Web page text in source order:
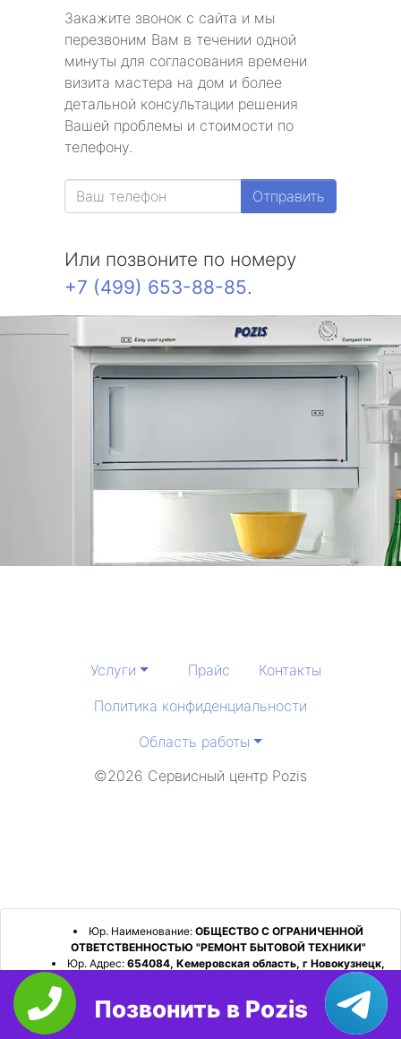
Закажите звонок с сайта и мы
перезвоним Вам в течении одной
минуты для согласования времени
визита мастера на дом и более
детальной консультации решения
Вашей проблемы и стоимости по
телефону.
Отправить
Или позвоните по номеру
+7 (499) 653-88-85.
Услуги Прайс
Контакты
Политика конфиденциальности
Область работы
©2026 Сервисный центр Pozis
Юр. Наименование: ОБЩЕСТВО С ОГРАНИЧЕННОЙ
ОТВЕТСТВЕННОСТЬЮ "РЕМОНТ БЫТОВОЙ ТЕХНИКИ"
Юр. Адрес: 654084, Кемеровская область, г Новокузнецк,
р-н Орджоникидзевский, пр-кт Шахтеров, д. 31, кв. 2
ИНН: 4253052180 ОГРН: 1224200006128
Позвонить в Pozis